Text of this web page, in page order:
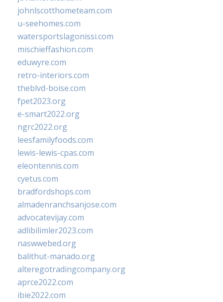
johnlscotthometeam.com
u-seehomes.com
watersportslagonissi.com
mischieffashion.com
eduwyre.com
retro-interiors.com
theblvd-boise.com
fpet2023.org
e-smart2022.org
ngrc2022.org
leesfamilyfoods.com
lewis-lewis-cpas.com
eleontennis.com
cyetus.com
bradfordshops.com
almadenranchsanjose.com
advocatevijay.com
adlibilimler2023.com
naswwebed.org
balithut-manado.org
alteregotradingcompany.org
aprce2022.com
ibie2022.com